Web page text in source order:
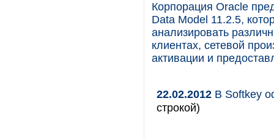
Корпорация Oracle
Data Model 11.2.5,
анализировать
клиентах, сетевой
активации и
22.02.2012 В Softkey
строкой)